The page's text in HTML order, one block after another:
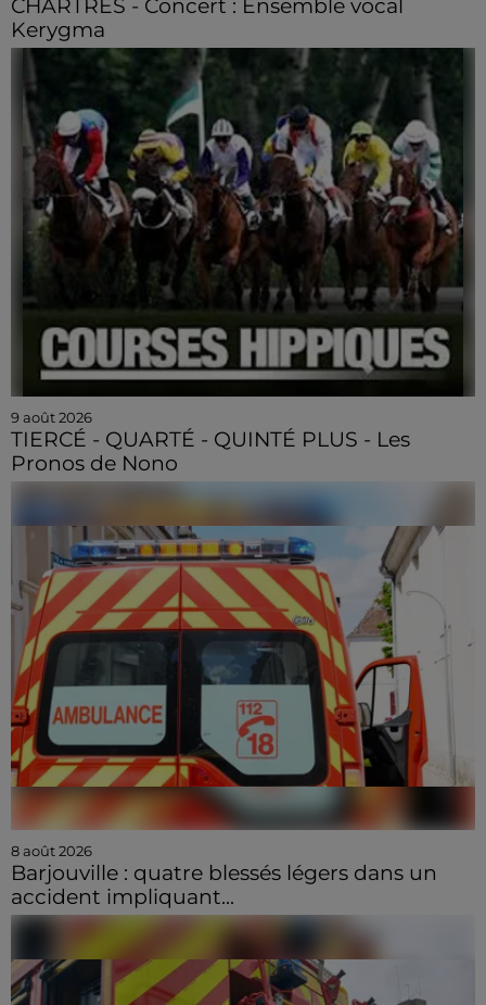
CHARTRES - Concert : Ensemble vocal
Kerygma
9 août 2026
TIERCÉ - QUARTÉ - QUINTÉ PLUS - Les
Pronos de Nono
8 août 2026
Barjouville : quatre blessés légers dans un
accident impliquant...